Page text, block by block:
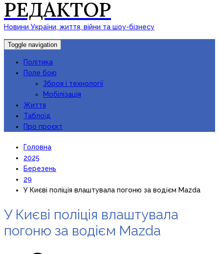
РЕДАКТОР
Новини України, життя, війни та шоу-бізнесу
Toggle navigation
Політика
Поле бою
Зброя і технології
Мобілізація
Життя
Таблоїд
Про проєкт
Головна
2025
Березень
29
У Києві поліція влаштувала погоню за водієм Mazda
У Києві поліція влаштувала
погоню за водієм Mazda